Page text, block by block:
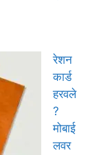
रेशन
कार्ड
हरवले
?
मोबाई
लवर